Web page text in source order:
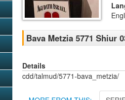
Bava Metzia 5771 Shiur
Details
cdd/talmud/5771-bava_metzia/